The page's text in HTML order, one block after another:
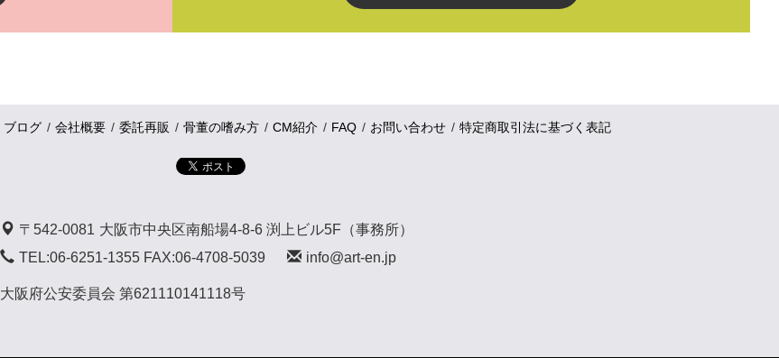
ブログ 会社概要 委託再販 骨董の嗜み方 CM紹介 FAQ お問い合わせ 特定商取引法に基づく表記
〒542-0081 大阪市中央区南船場4-8-6 渕上ビル5F（事務所）
TEL:06-6251-1355 FAX:06-4708-5039
info@art-en.jp
大阪府公安委員会 第621110141118号